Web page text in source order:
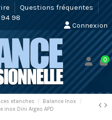
Questions fréquentes
98
Connexion
0
etanches
Balance Inox
inox Dini Argeo APD